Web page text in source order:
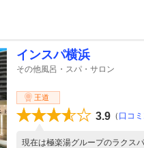
インスパ横浜
その他風呂・スパ・サロン
王道
3.9 （ 口コ
現在は極楽湯グループのラクス